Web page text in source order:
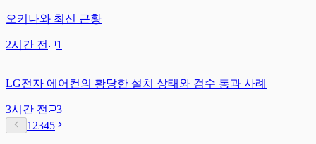
오키나와 최신 근황
2시간 전 1
LG전자 에어컨의 황당한 설치 상태와 검수 통과 사례
3시간 전
3
1 2345